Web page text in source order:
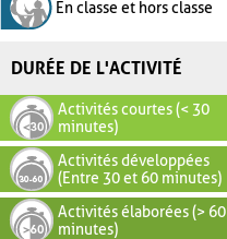
En classe et hors classe
DURÉE DE L'ACTIVITÉ
Activités courtes (< 30
minutes)
Activités développées
(Entre 30 et 60 minutes)
Activités élaborées (> 60
minutes)